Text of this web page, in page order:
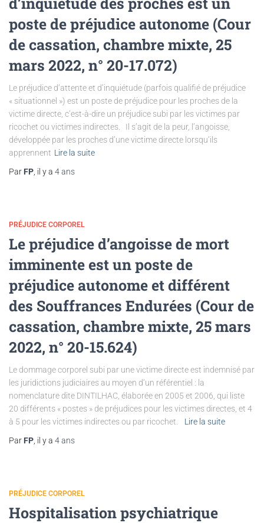
poste de préjudice autonome (Cour
de cassation, chambre mixte, 25
mars 2022, n° 20-17.072)
Le préjudice d’attente et d’inquiétude (parfois qualifié de préjudice
« situationnel ») est un poste de préjudice pour les proches de la
victime directe, c’est-à-dire un préjudice subi par les victimes par
ricochet ou victimes indirectes. Il s’agit de la peur, l’angoisse,
développée par les proches d’une victime directe lorsqu’ils
apprennent Lire la suite
Par FP , il y a 4 ans
PRÉJUDICE CORPOREL
Le préjudice d’angoisse de mort
imminente est un poste de
préjudice autonome et différent
des Souffrances Endurées (Cour de
cassation, chambre mixte, 25 mars
2022, n° 20-15.624)
Le dommage corporel subi par une victime directe est indemnisé par
les juridictions judiciaires au moyen d’un référentiel : la
nomenclature dite DINTILHAC, élaborée en 2005 et 2006, qui liste
20 différents « postes » de préjudices pour les victimes directes, et 4
à 5 pour les victimes indirectes ou par ricochet.
Lire la suite
Par FP , il y a 4 ans
PRÉJUDICE CORPOREL
Hospitalisation psychiatrique